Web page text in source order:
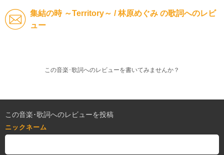
集結の時 ～Territory～ / 林原めぐみ の歌詞へのレビ
ュー
この音楽･歌詞へのレビューを書いてみませんか？
この音楽･歌詞へのレビューを投稿
ニックネーム